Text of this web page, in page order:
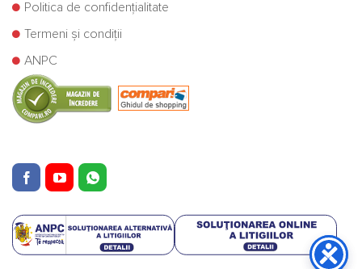
Politica de confidențialitate
Termeni și condiții
ANPC